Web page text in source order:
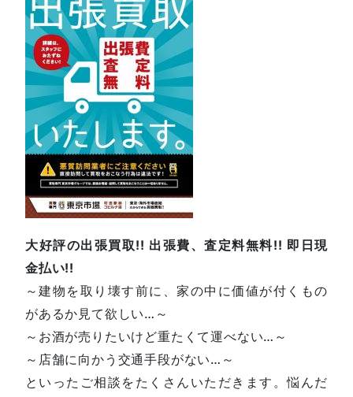
大好評の出張買取!! 出張費、査定料無料!! 即日現
金払い!!
～建物を取り壊す前に、家の中に価値が付くもの
があるか見て欲しい…～
～お酒が売りたいけど重たくて運べない…～
～店舗に向かう交通手段がない…～
といったご相談をたくさんいただきます。悩んだ